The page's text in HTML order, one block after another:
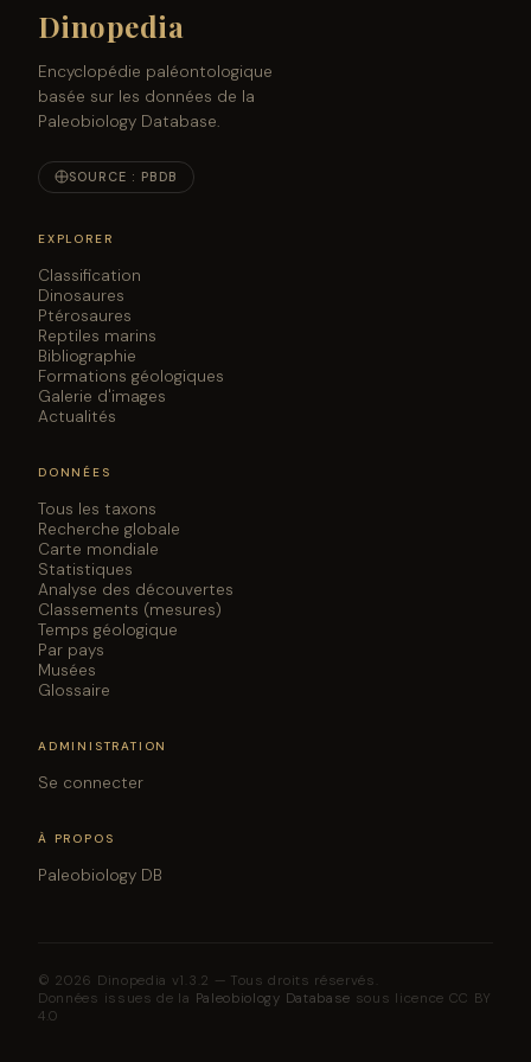
Dinopedia
Encyclopédie paléontologique
basée sur les données de la
Paleobiology Database.
SOURCE : PBDB
EXPLORER
Classification
Dinosaures
Ptérosaures
Reptiles marins
Bibliographie
Formations géologiques
Galerie d'images
Actualités
DONNÉES
Tous les taxons
Recherche globale
Carte mondiale
Statistiques
Analyse des découvertes
Classements (mesures)
Temps géologique
Par pays
Musées
Glossaire
ADMINISTRATION
Se connecter
À PROPOS
Paleobiology DB
© 2026 Dinopedia v1.3.2 — Tous droits réservés.
Données issues de la Paleobiology Database sous licence CC BY
4.0